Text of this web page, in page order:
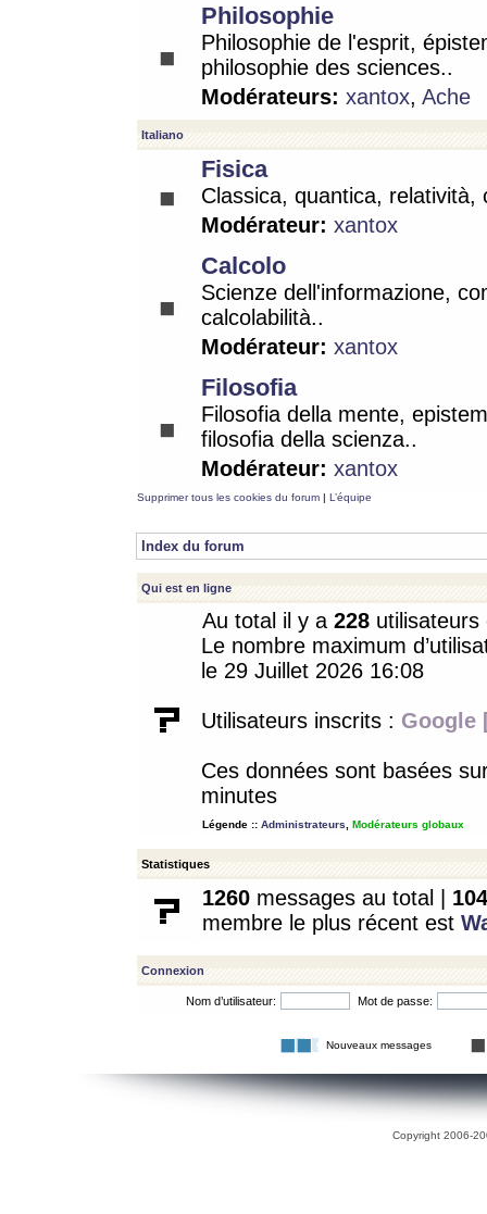
Philosophie
Philosophie de l'esprit,
philosophie des sciences..
Modérateurs: xantox, Ache
Italiano
Fisica
Classica, quantica, relatività,
Modérateur: xantox
Calcolo
Scienze dell'informazione,
calcolabilità..
Modérateur: xantox
Filosofia
Filosofia della mente,
filosofia della scienza..
Modérateur: xantox
Supprimer tous les cookies du forum | L’équipe
Index du forum
Qui est en ligne
Au total il y a 228
Le nombre maximum
le 29 Juillet 2026 16:08
Utilisateurs inscrits : Google
Ces données sont basées
minutes
Légende :: Administrateurs Modérateurs globaux
Statistiques
1260 messages au total | 104
membre le plus récent est
Connexion
Nom d’utilisateur: Mot de passe:
Nouveaux messages
Copyright 2006-